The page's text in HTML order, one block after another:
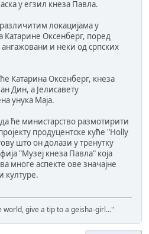
у егзил кнеза Павла.
локацијама у
Катарине Оксенберг, поред
и неки од српских
Катарина Оксенберг, кнеза
Дин, а Јелисавету
унука Маја.
ће министарство размотирити
продуцентске куће "Holly
што он долази у тренутку
"Музеј кнеза Павла" која
многе аспекте ове значајне
културе.
give a tip to a geisha-girl..."